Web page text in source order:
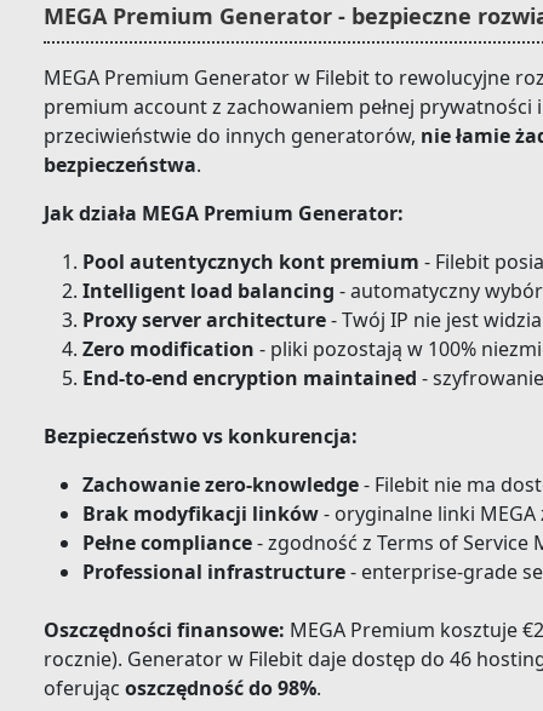
MEGA Premium Generator - bezpieczne
MEGA Premium Generator w Filebit to rewolucyjne
premium account z zachowaniem pełnej prywatności
przeciwieństwie do innych generatorów, nie łamie
bezpieczeństwa.
Jak działa MEGA Premium Generator:
Pool autentycznych kont premium - Filebit
Intelligent load balancing - automatyczny
Proxy server architecture- Twój IP nie jest
Zero modification - pliki pozostają w 100%
End-to-end encryption maintained -
Bezpieczeństwo vs konkurencja:
Zachowanie zero-knowledge- Filebit nie ma
Brak modyfikacji linków- oryginalne linki MEGA
Pełne compliance- zgodność z Terms of Service
Professional infrastructure- enterprise-grade
Oszczędności finansowe: MEGA Premium kosztuje
rocznie). Generator w Filebit daje dostęp do 46
oferując oszczędność do 98%.